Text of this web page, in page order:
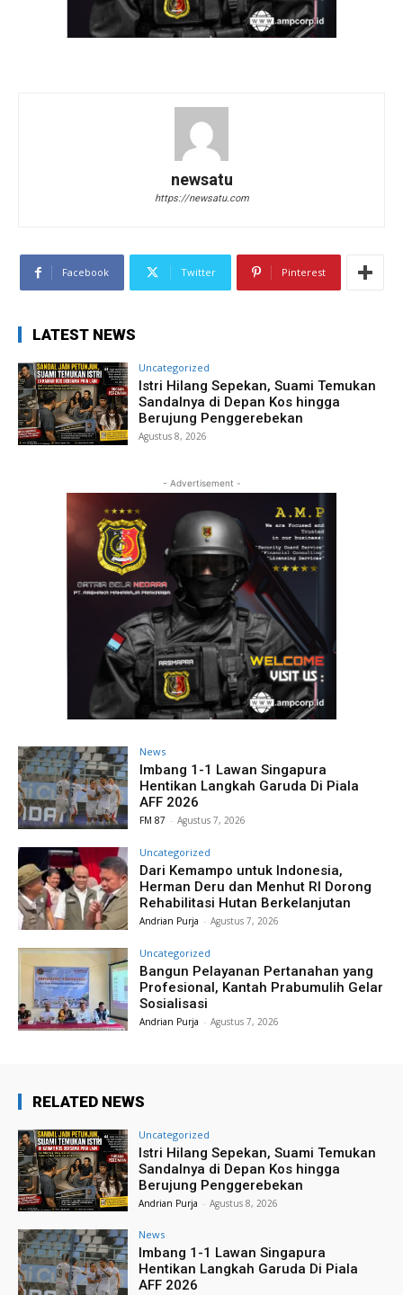
newsatu
https://newsatu.com
Facebook Twitter Pinterest
LATEST NEWS
Uncategorized
Istri Hilang Sepekan, Suami Temukan
Sandalnya di Depan Kos hingga
Berujung Penggerebekan
Agustus 8, 2026
- Advertisement -
News
Imbang 1-1 Lawan Singapura
Hentikan Langkah Garuda Di Piala
AFF 2026
FM 87 - Agustus 7, 2026
Uncategorized
Dari Kemampo untuk Indonesia,
Herman Deru dan Menhut RI Dorong
Rehabilitasi Hutan Berkelanjutan
Andrian Purja - Agustus 7, 2026
Uncategorized
Bangun Pelayanan Pertanahan yang
Profesional, Kantah Prabumulih Gelar
Sosialisasi
Andrian Purja - Agustus 7, 2026
RELATED NEWS
Uncategorized
Istri Hilang Sepekan, Suami Temukan
Sandalnya di Depan Kos hingga
Berujung Penggerebekan
Andrian Purja - Agustus 8, 2026
News
Imbang 1-1 Lawan Singapura
Hentikan Langkah Garuda Di Piala
AFF 2026